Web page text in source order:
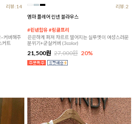
리뷰:14
커버해주
커트
리뷰:2
엠마 플레어 린넨 블라우스
#린넨함유 #링클프리
은은하게 퍼져 차르르 떨어지는 실루엣이 여성스러운
분위기+군살커버 (3color)
21,500원 27,000원 20%